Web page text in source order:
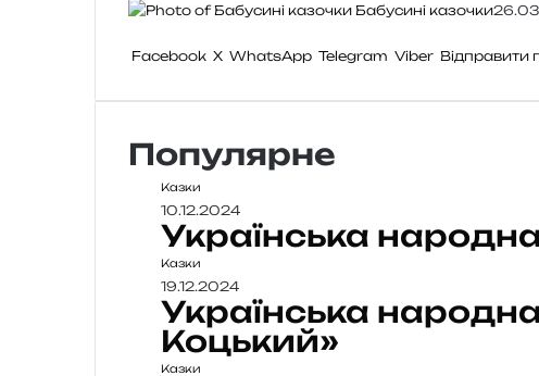
Бабусині казочки
Facebook X WhatsApp Telegram Viber Відправити
Популярне
Казки
10.12.2024
Українська
Казки
19.12.2024
Українська
Коцький»
Казки